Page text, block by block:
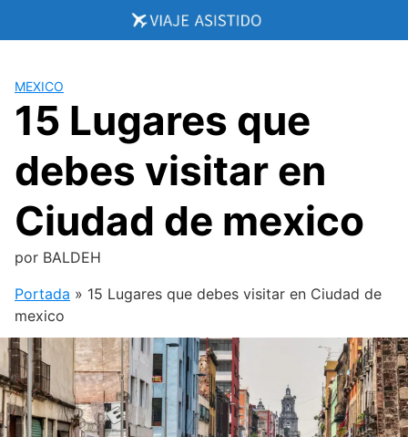
MEXICO
15 Lugares que
debes visitar en
Ciudad de mexico
por BALDEH
Portada » 15 Lugares que debes visitar en Ciudad de
mexico